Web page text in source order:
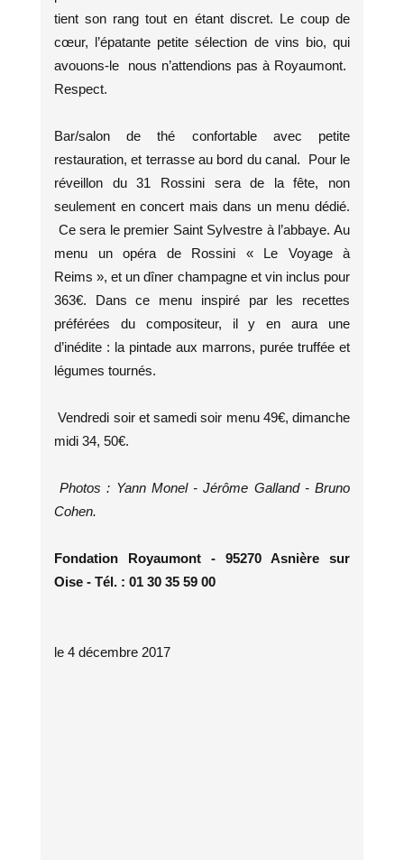
tient son rang tout en étant discret. Le coup de
cœur, l’épatante petite sélection de vins bio, qui
avouons-le nous n’attendions pas à Royaumont.
Respect.
Bar/salon de thé confortable avec petite
restauration, et terrasse au bord du canal. Pour le
réveillon du 31 Rossini sera de la fête, non
seulement en concert mais dans un menu dédié.
Ce sera le premier Saint Sylvestre à l’abbaye. Au
menu un opéra de Rossini « Le Voyage à
Reims », et un dîner champagne et vin inclus pour
363€. Dans ce menu inspiré par les recettes
préférées du compositeur, il y en aura une
d’inédite : la pintade aux marrons, purée truffée et
légumes tournés.
Vendredi soir et samedi soir menu 49€, dimanche
midi 34, 50€.
Photos : Yann Monel - Jérôme Galland - Bruno
Cohen.
Fondation Royaumont - 95270 Asnière sur
Oise - Tél. : 01 30 35 59 00
le 4 décembre 2017